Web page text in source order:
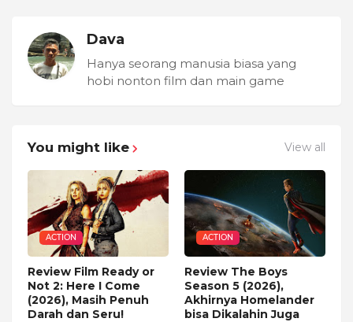
Dava
Hanya seorang manusia biasa yang
hobi nonton film dan main game
You might like View all
ACTION
Review Film Ready or
Not 2: Here I Come
(2026), Masih Penuh
Darah dan Seru!
ACTION
Review The Boys
Season 5 (2026),
Akhirnya Homelander
bisa Dikalahin Juga